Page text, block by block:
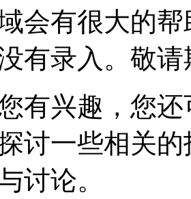
会有很大的
有录入。敬请
兴趣，您还
讨一些相关
讨论。